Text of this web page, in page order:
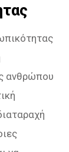
ανθρώπου